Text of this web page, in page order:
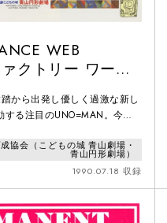
WEB
クトリー ワーク
」
から出発し優しく過激な新し
する注目のUNO=MAN。今回
協会（こどもの城 青山劇場・
青山円形劇場）
1990.07.18 収録